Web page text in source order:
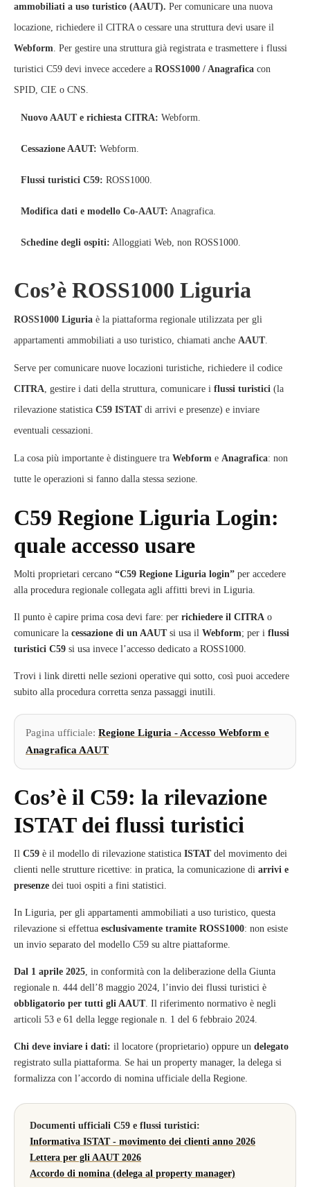
ammobiliati a uso turistico (AAUT). Per comunicare una nuova
locazione, richiedere il CITRA o cessare una struttura devi usare il
Webform. Per gestire una struttura già registrata e trasmettere i flussi
turistici C59 devi invece accedere a ROSS1000 / Anagrafica con
SPID, CIE o CNS.
Nuovo AAUT e richiesta CITRA: Webform.
Cessazione AAUT: Webform.
Flussi turistici C59: ROSS1000.
Modifica dati e modello Co-AAUT: Anagrafica.
Schedine degli ospiti: Alloggiati Web, non ROSS1000.
Cos’è ROSS1000 Liguria
ROSS1000 Liguria è la piattaforma regionale utilizzata per gli
appartamenti ammobiliati a uso turistico, chiamati anche AAUT.
Serve per comunicare nuove locazioni turistiche, richiedere il codice
CITRA, gestire i dati della struttura, comunicare i flussi turistici (la
rilevazione statistica C59 ISTATdi arrivi e presenze) e inviare
eventuali cessazioni.
La cosa più importante è distinguere tra Webform e Anagrafica: non
tutte le operazioni si fanno dalla stessa sezione.
C59 Regione Liguria Login:
quale accesso usare
Molti proprietari cercano “C59 Regione Liguria login” per accedere
alla procedura regionale collegata agli affitti brevi in Liguria.
Il punto è capire prima cosa devi fare: per richiedere il CITRA o
comunicare la cessazione di un AAUTsi usa il Webform; per i flussi
turistici C59 si usa invece l’accesso dedicato a ROSS1000.
Trovi i link diretti nelle sezioni operative qui sotto, così puoi accedere
subito alla procedura corretta senza passaggi inutili.
Pagina ufficiale: Regione Liguria - Accesso Webform e
Anagrafica AAUT
Cos’è il C59: la rilevazione
ISTAT dei flussi turistici
Il C59 è il modello di rilevazione statistica ISTATdel movimento dei
clienti nelle strutture ricettive: in pratica, la comunicazione di arrivi e
presenze dei tuoi ospiti a fini statistici.
In Liguria, per gli appartamenti ammobiliati a uso turistico, questa
rilevazione si effettua esclusivamente tramite ROSS1000: non esiste
un invio separato del modello C59 su altre piattaforme.
Dal 1 aprile 2025, in conformità con la deliberazione della Giunta
regionale n. 444 dell’8 maggio 2024, l’invio dei flussi turistici è
obbligatorio per tutti gli AAUT. Il riferimento normativo è negli
articoli 53 e 61 della legge regionale n. 1 del 6 febbraio 2024.
Chi deve inviare i dati: il locatore (proprietario) oppure un delegato
registrato sulla piattaforma. Se hai un property manager, la delega si
formalizza con l’accordo di nomina ufficiale della Regione.
Documenti ufficiali C59 e flussi turistici:
Informativa ISTAT - movimento dei clienti anno 2026
Lettera per gli AAUT 2026
Accordo di nomina (delega al property manager)